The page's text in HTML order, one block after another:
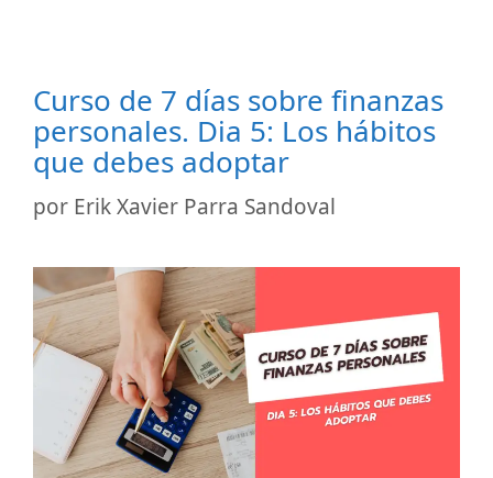
Curso de 7 días sobre finanzas
personales. Dia 5: Los hábitos
que debes adoptar
por Erik Xavier Parra Sandoval